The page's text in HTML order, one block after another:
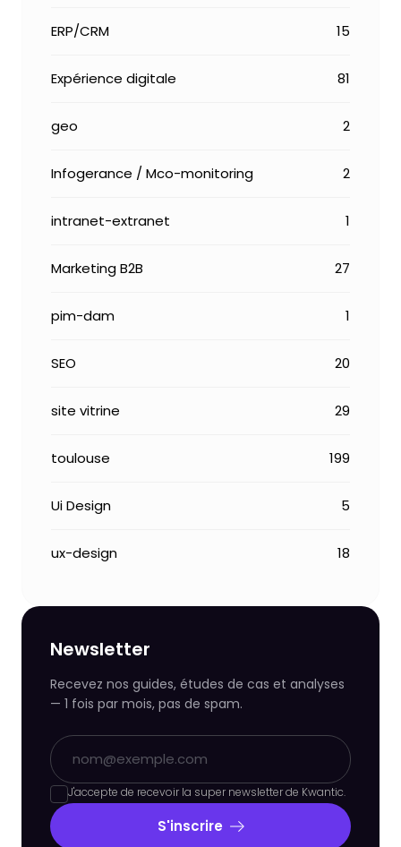
ERP/CRM 15
Expérience digitale 81
geo 2
Infogerance / Mco-monitoring 2
intranet-extranet 1
Marketing B2B 27
pim-dam 1
SEO 20
site vitrine 29
toulouse 199
Ui Design 5
ux-design 18
Newsletter
Recevez nos guides, études de cas et analyses
— 1 fois par mois, pas de spam.
J'accepte de recevoir la super newsletter de Kwantic.
S'inscrire